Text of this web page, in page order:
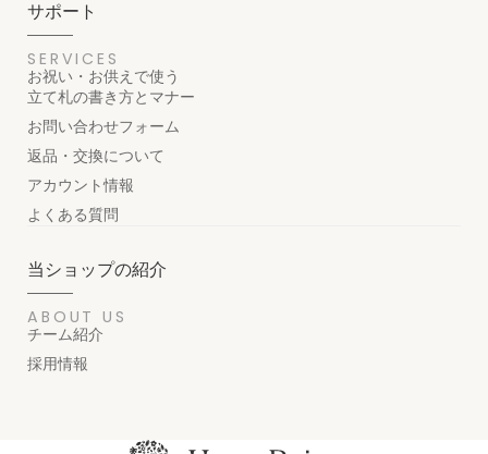
サポート
SERVICES
お祝い・お供えで使う
立て札の書き方とマナー
お問い合わせフォーム
返品・交換について
アカウント情報
よくある質問
当ショップの紹介
ABOUT US
チーム紹介
採用情報